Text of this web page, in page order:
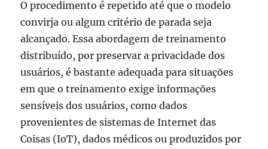
O procedimento é repetido até que o modelo
convirja ou algum critério de parada seja
alcançado. Essa abordagem de treinamento
distribuído, por preservar a privacidade dos
usuários, é bastante adequada para situações
em que o treinamento exige informações
sensíveis dos usuários, como dados
provenientes de sistemas de Internet das
Coisas (IoT), dados médicos ou produzidos por